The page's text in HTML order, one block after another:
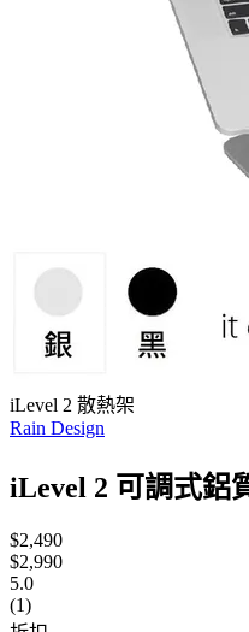
iLevel 2 散熱架
Rain Design
iLevel 2 可調式鋁
$2,490
$2,990
5.0
(1)